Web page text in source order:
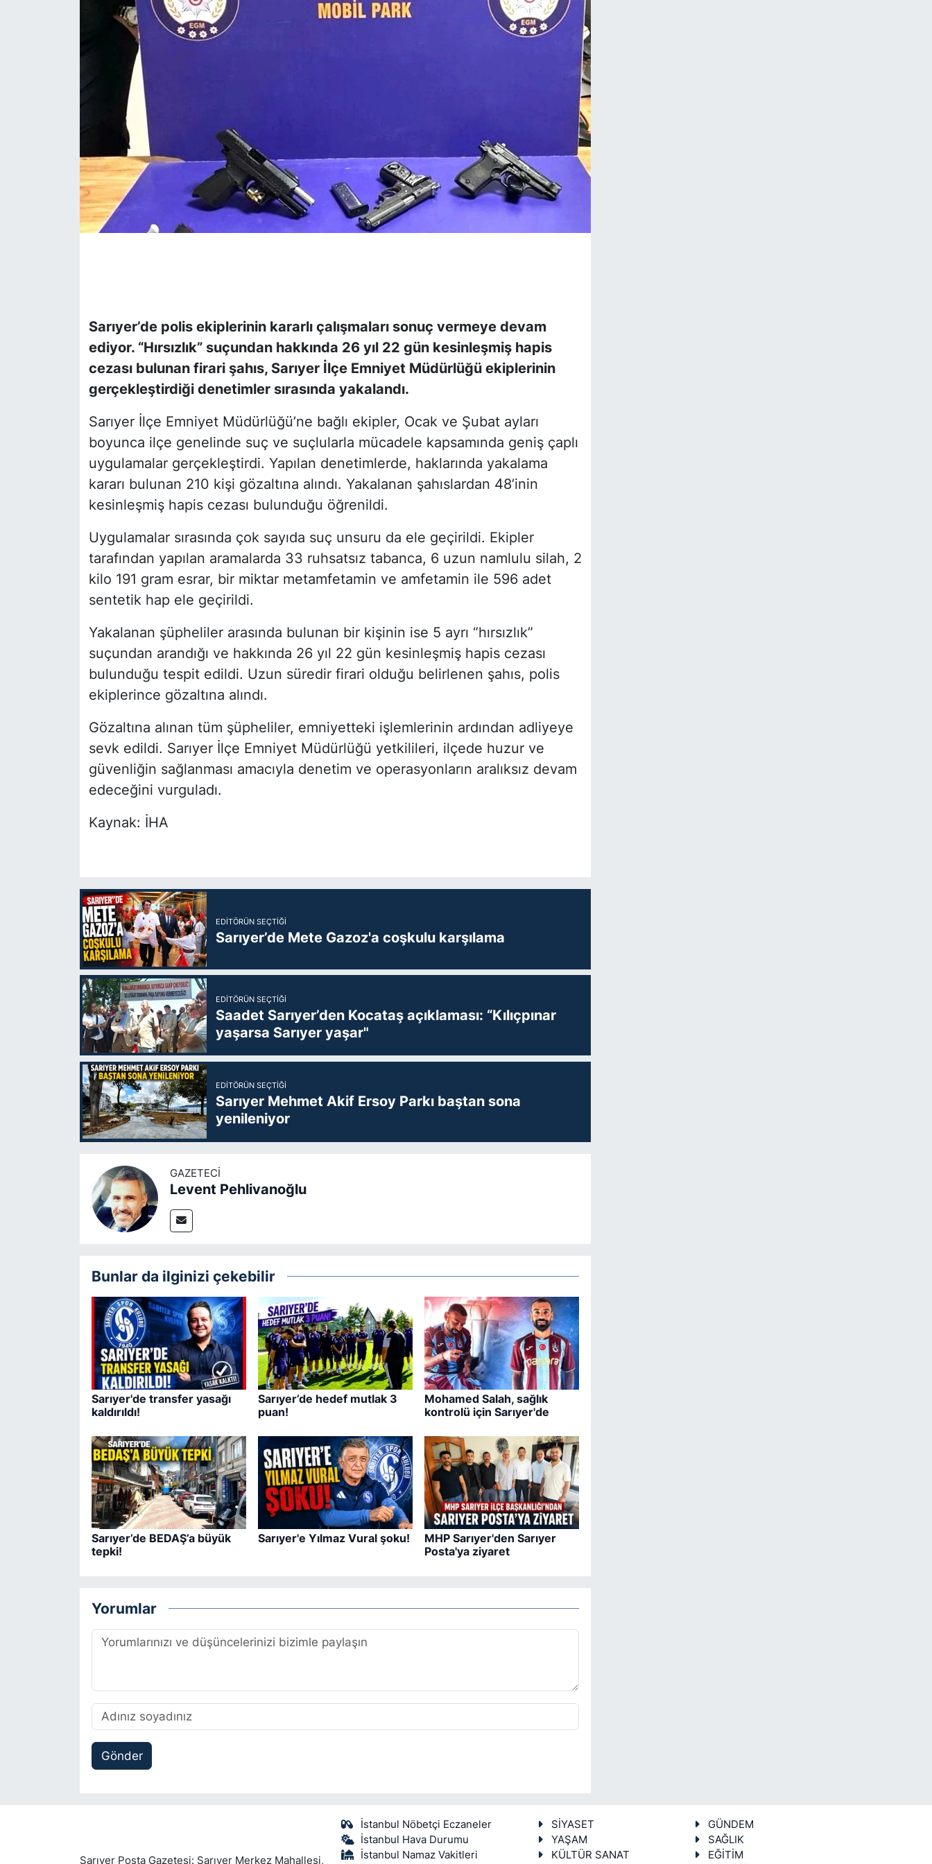
Sarıyer’de polis ekiplerinin kararlı çalışmaları sonuç vermeye devam
ediyor. “Hırsızlık” suçundan hakkında 26 yıl 22 gün kesinleşmiş hapis
cezası bulunan firari şahıs, Sarıyer İlçe Emniyet Müdürlüğü ekiplerinin
gerçekleştirdiği denetimler sırasında yakalandı.
Sarıyer İlçe Emniyet Müdürlüğü’ne bağlı ekipler, Ocak ve Şubat ayları
boyunca ilçe genelinde suç ve suçlularla mücadele kapsamında geniş çaplı
uygulamalar gerçekleştirdi. Yapılan denetimlerde, haklarında yakalama
kararı bulunan 210 kişi gözaltına alındı. Yakalanan şahıslardan 48’inin
kesinleşmiş hapis cezası bulunduğu öğrenildi.
Uygulamalar sırasında çok sayıda suç unsuru da ele geçirildi. Ekipler
tarafından yapılan aramalarda 33 ruhsatsız tabanca, 6 uzun namlulu silah, 2
kilo 191 gram esrar, bir miktar metamfetamin ve amfetamin ile 596 adet
sentetik hap ele geçirildi.
Yakalanan şüpheliler arasında bulunan bir kişinin ise 5 ayrı “hırsızlık”
suçundan arandığı ve hakkında 26 yıl 22 gün kesinleşmiş hapis cezası
bulunduğu tespit edildi. Uzun süredir firari olduğu belirlenen şahıs, polis
ekiplerince gözaltına alındı.
Gözaltına alınan tüm şüpheliler, emniyetteki işlemlerinin ardından adliyeye
sevk edildi. Sarıyer İlçe Emniyet Müdürlüğü yetkilileri, ilçede huzur ve
güvenliğin sağlanması amacıyla denetim ve operasyonların aralıksız devam
edeceğini vurguladı.
Kaynak: İHA
EDITÖRÜN SEÇTIĞI
Sarıyer’de Mete Gazoz'a coşkulu karşılama
EDITÖRÜN SEÇTIĞI
Saadet Sarıyer’den Kocataş açıklaması: “Kılıçpınar
yaşarsa Sarıyer yaşar"
EDITÖRÜN SEÇTIĞI
Sarıyer Mehmet Akif Ersoy Parkı baştan sona
yenileniyor
GAZETECI
Levent Pehlivanoğlu
Bunlar da ilginizi çekebilir
Sarıyer'de transfer yasağı
kaldırıldı!
Sarıyer’de hedef mutlak 3
puan!
Mohamed Salah, sağlık
kontrolü için Sarıyer'de
Sarıyer’de BEDAŞ’a büyük
tepki!
Sarıyer'e Yılmaz Vural şoku!
MHP Sarıyer'den Sarıyer
Posta'ya ziyaret
Yorumlar
Gönder
Sarıyer Posta Gazetesi: Sarıyer Merkez Mahallesi,
İstanbul Nöbetçi Eczaneler
İstanbul Hava Durumu
İstanbul Namaz Vakitleri
SİYASET
GÜNDEM
YAŞAM
SAĞLIK
KÜLTÜR SANAT
EĞİTİM
KÖŞE YAZILARI
KÖŞE YAZILARI (Arşiv)
KÜLTÜR SANAT
RÖPORTAJ
SAĞLIK
SARIYER HABERLERİ
SİYASET
TEKNOLOJİ
TÜRKİYE VE DÜNYA GÜNDEMİ